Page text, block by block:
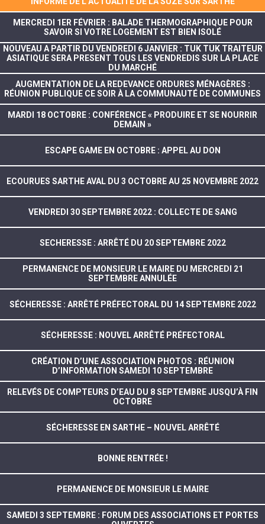
MERCREDI 1ER FÉVRIER : BALADE THERMOGRAPHIQUE POUR
SAVOIR SI VOTRE LOGEMENT EST BIEN ISOLÉ
NOUVEAU A PARTIR DU VENDREDI 6 JANVIER : TUK TUK TRAITEUR
ASIATIQUE SERA PRESENT TOUS LES VENDREDIS SUR LA PLACE
DU MARCHÉ
AUGMENTATION DE LA REDEVANCE ORDURES MÉNAGÈRES :
RÉUNION PUBLIQUE CE SOIR À LA COMMUNAUTÉ DE COMMUNES
MARDI 18 OCTOBRE : CONFÉRENCE « PRODUIRE ET SE NOURRIR
DEMAIN »
ESCAPE GAME EN OCTOBRE : APPEL AU DON
ECOURUES SARTHE AVAL DU 3 OCTOBRE AU 25 NOVEMBRE 2022
VENDREDI 30 SEPTEMBRE 2022 : COLLECTE DE SANG
SECHERESSE : ARRÊTÉ DU 20 SEPTEMBRE 2022
PERMANENCE DE MONSIEUR LE MAIRE DU MERCREDI 21
SEPTEMBRE ANNULÉE
SÉCHERESSE : ARRÊTÉ PRÉFECTORAL DU 14 SEPTEMBRE 2022
SÉCHERESSE : NOUVEL ARRÊTÉ PRÉFECTORAL
CRÉATION D’UNE ASSOCIATION PHOTOS : RÉUNION
D’INFORMATION SAMEDI 10 SEPTEMBRE
RELEVÉS DE COMPTEURS D’EAU DU 8 SEPTEMBRE JUSQU’À FIN
OCTOBRE
SÉCHERESSE EN SARTHE – NOUVEL ARRÊTÉ
BONNE RENTRÉE !
PERMANENCE DE MONSIEUR LE MAIRE
SAMEDI 3 SEPTEMBRE : FORUM DES ASSOCIATIONS ET PORTES